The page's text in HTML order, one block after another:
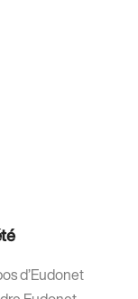
d’Eudonet